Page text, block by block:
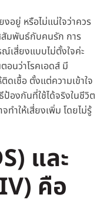
อยู่ หรือไม่แน่ใจว่าควร
สัมพันธ์กับคนรัก การ
เสี่ยงแบบไม่ตั้งใจค่ะ
อนว่าโรคเอดส์ มี
ดเชื้อ ตั้งแต่ความเข้าใจ
องกันที่ใช้ได้จริงในชีวิต
ทำให้เสี่ยงเพิ่ม โดยไม่รู้
และ
คือ